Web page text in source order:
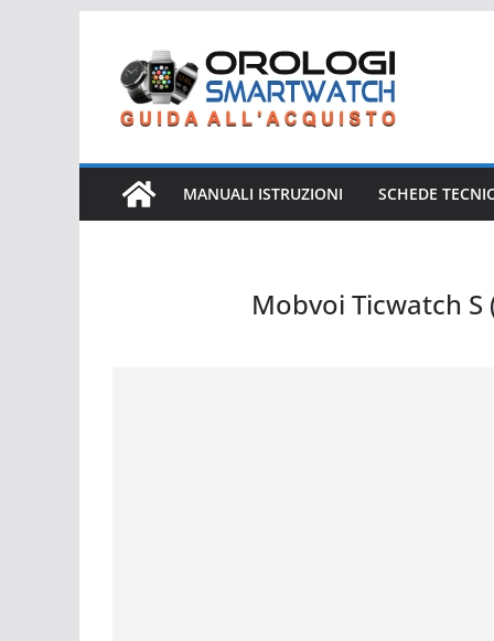
contenuto
MANUALI ISTRUZIONI SCHEDE
Mobvoi Ticwatch